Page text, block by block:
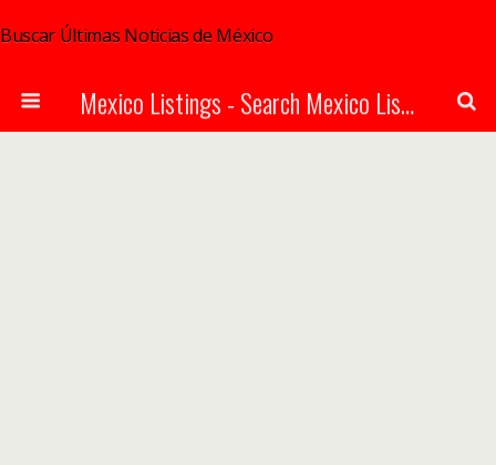
Buscar Últimas Noticias de México
Mexico Listings - Search Mexico Listings Online